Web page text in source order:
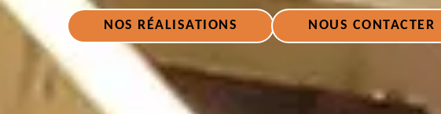
NOS RÉALISATIONS NOUS CONTACTER